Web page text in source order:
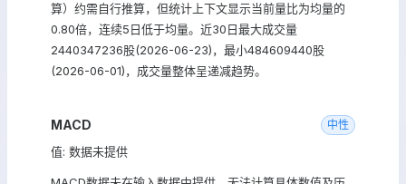
算）约需自行推算，但统计上下文显示当前量比为均量的
0.80倍，连续5日低于均量。近30日最大成交量
2440347236股(2026-06-23)，最小484609440股
(2026-06-01)，成交量整体呈递减趋势。
MACD 中性
值: 数据未提供